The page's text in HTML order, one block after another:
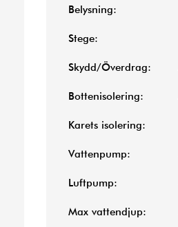
Belysning:
Stege:
Skydd/Överdrag:
Bottenisolering:
Karets isolering:
Vattenpump:
Luftpump:
Max vattendjup: